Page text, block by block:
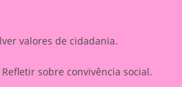
valores de cidadania.
Refletir sobre convivência social.